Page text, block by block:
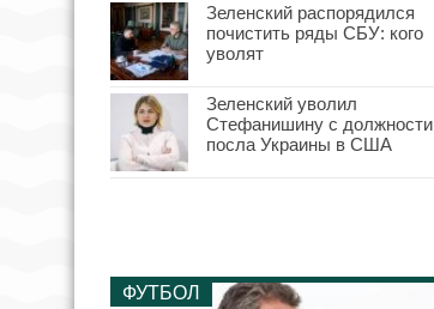
Зеленский распорядился
почистить ряды СБУ: кого
уволят
Зеленский уволил
Стефанишину с должности
посла Украины в США
ФУТБОЛ